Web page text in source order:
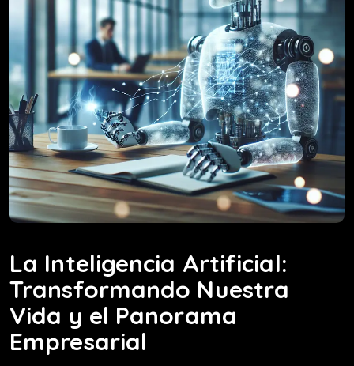
La Inteligencia Artificial:
Transformando Nuestra
Vida y el Panorama
Empresarial